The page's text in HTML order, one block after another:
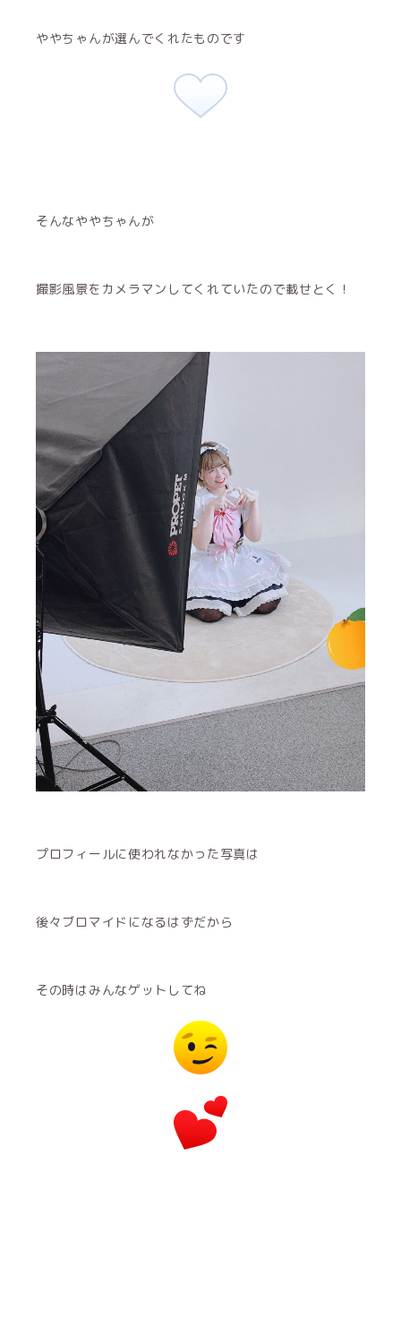
ややちゃんが選んでくれたものです
そんなややちゃんが
撮影風景をカメラマンしてくれていたので載せとく！
プロフィールに使われなかった写真は
後々ブロマイドになるはずだから
その時はみんなゲットしてね